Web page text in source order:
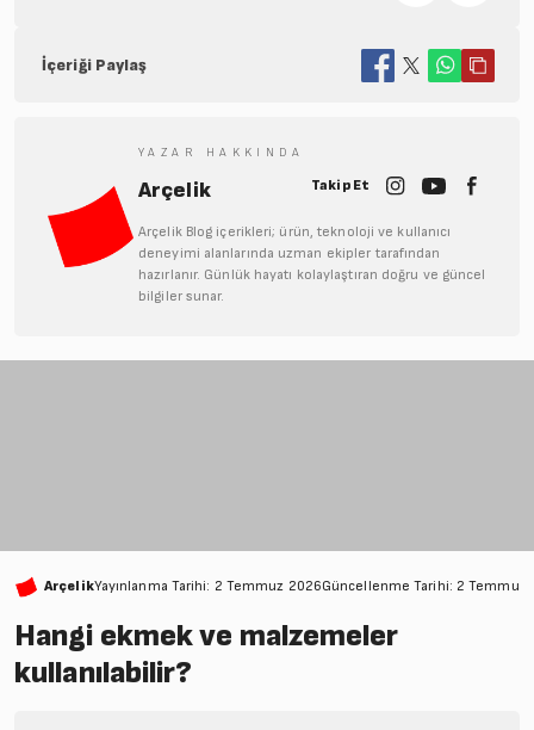
İçeriği Paylaş
YAZAR HAKKINDA
Arçelik Takip Et
Arçelik Blog içerikleri; ürün, teknoloji ve kullanıcı
deneyimi alanlarında uzman ekipler tarafından
hazırlanır. Günlük hayatı kolaylaştıran doğru ve güncel
bilgiler sunar.
ArçelikYayınlanma Tarihi: 2 Temmuz 2026Güncellenme Tarihi: 2 Temmuz
Hangi ekmek ve malzemeler
kullanılabilir?